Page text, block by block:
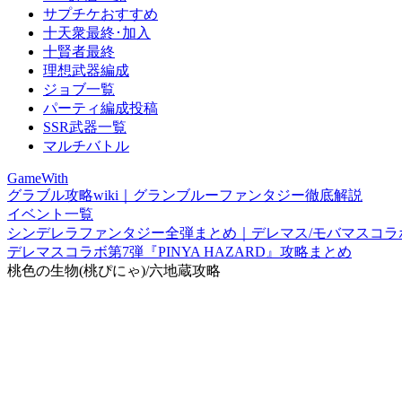
サプチケおすすめ
十天衆最終･加入
十賢者最終
理想武器編成
ジョブ一覧
パーティ編成投稿
SSR武器一覧
マルチバトル
GameWith
グラブル攻略wiki｜グランブルーファンタジー徹底解説
イベント一覧
シンデレラファンタジー全弾まとめ｜デレマス/モバマスコラ
デレマスコラボ第7弾『PINYA HAZARD』攻略まとめ
桃色の生物(桃ぴにゃ)/六地蔵攻略